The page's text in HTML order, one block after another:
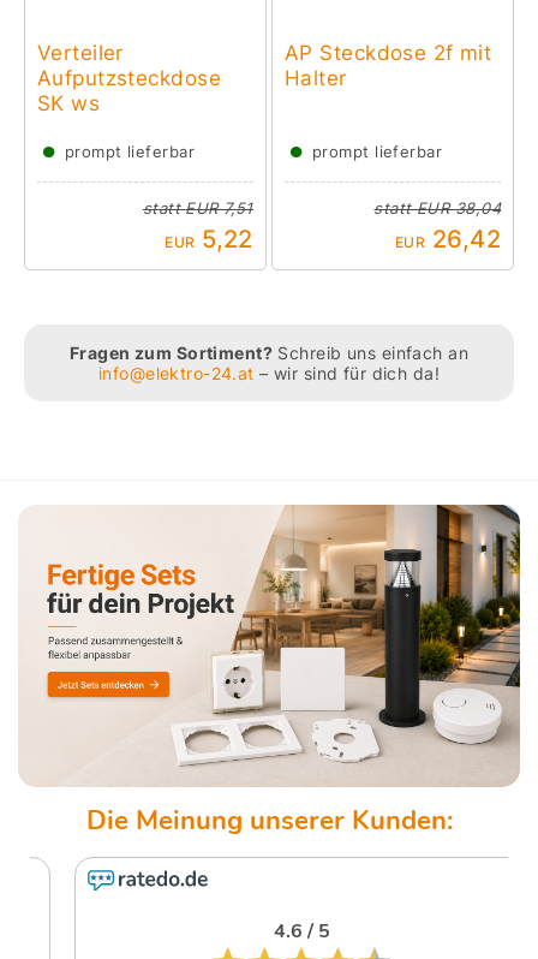
Verteiler
Aufputzsteckdose
SK ws
● prompt lieferbar
stattEUR 7,51
EUR 5,22
AP Steckdose 2f mit
Halter
● prompt lieferbar
stattEUR 38,04
EUR 26,42
Fragen zum Sortiment? Schreib uns einfach an
info@elektro-24.at – wir sind für dich da!
4.6 / 5